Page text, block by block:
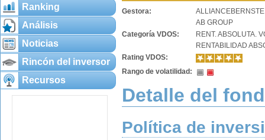
Ranking
Análisis
Noticias
Rincón del inversor
Recursos
Gestora:
AB GROUP
Categoría VDOS:
RENT. ABSOLUTA.
RENTABILIDAD
Rating VDOS:
Rango de volatilidad:
Detalle del
Política de